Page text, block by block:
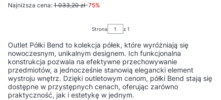
Najniższa cena: 1 033,20 zł-75%
Strona z 1
Outlet Półki Bend to kolekcja półek, które wyróżniają się
nowoczesnym, unikalnym designem. Ich funkcjonalna
konstrukcja pozwala na efektywne przechowywanie
przedmiotów, a jednocześnie stanowią elegancki element
wystroju wnętrz. Dzięki outletowym cenom, półki Bend stają się
dostępne w przystępnych cenach, oferując zarówno
praktyczność, jak i estetykę w jednym.